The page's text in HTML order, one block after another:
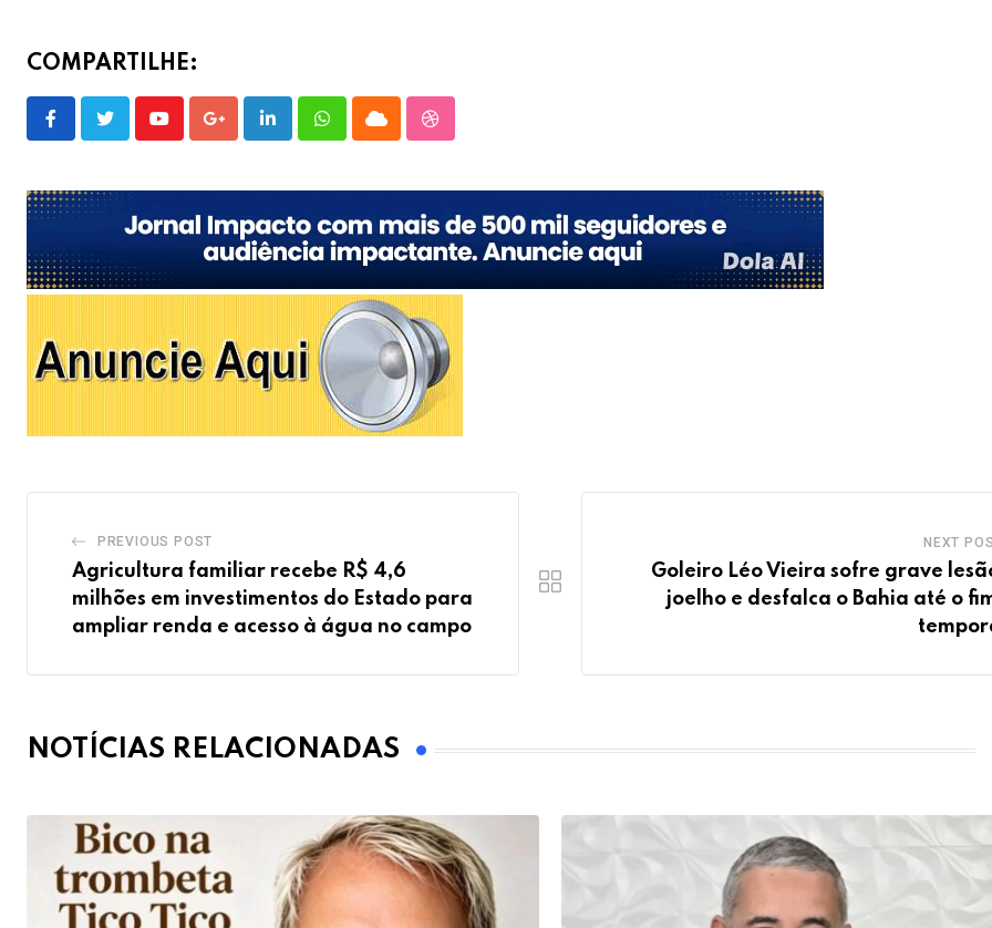
COMPARTILHE:
YoutubeGoogle+LinkedInWhatsappCloud StumbleUpon
PREVIOUS POST
Agricultura familiar recebe R$ 4,6
milhões em investimentos do Estado para
ampliar renda e acesso à água no campo
NEXT
Goleiro Léo Vieira sofre grave
joelho e desfalca o Bahia até o
NOTÍCIAS RELACIONADAS